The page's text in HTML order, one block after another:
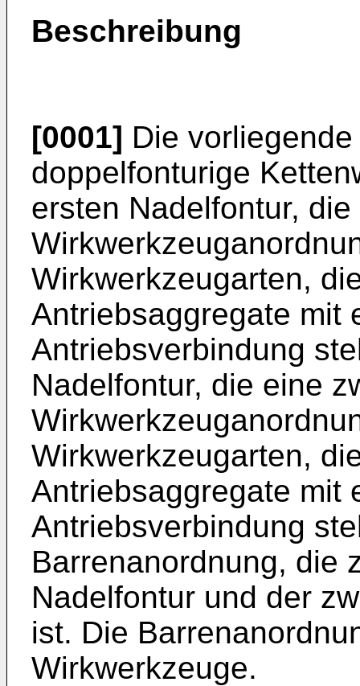
Beschreibung
[0001] Die
doppelfonturige
ersten Nadelfontur,
Wirkwerkzeugarten,
Antriebsaggregate mit
Antriebsverbindung
Nadelfontur, die eine
Wirkwerkzeugarten,
Antriebsaggregate mit
Antriebsverbindung
Barrenanordnung, die
Nadelfontur und der
ist. Die
Wirkwerkzeuge.